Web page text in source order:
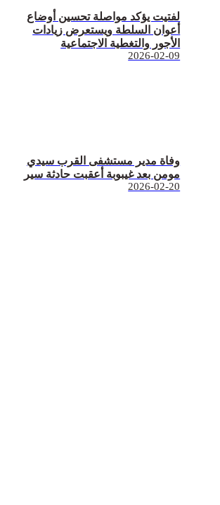
لفتيت يؤكد مواصلة تحسين أوضاع
أعوان السلطة ويستعرض زيادات
الأجور والتغطية الاجتماعية
2026-02-09
وفاة مدير مستشفى القرب سيدي
مومن بعد غيبوبة أعقبت حادثة سير
2026-02-20